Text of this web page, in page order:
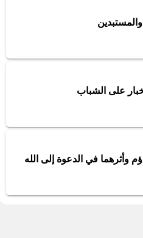
والمستبدين
على الشباب
وأثرهما في الدعوة إلى الله